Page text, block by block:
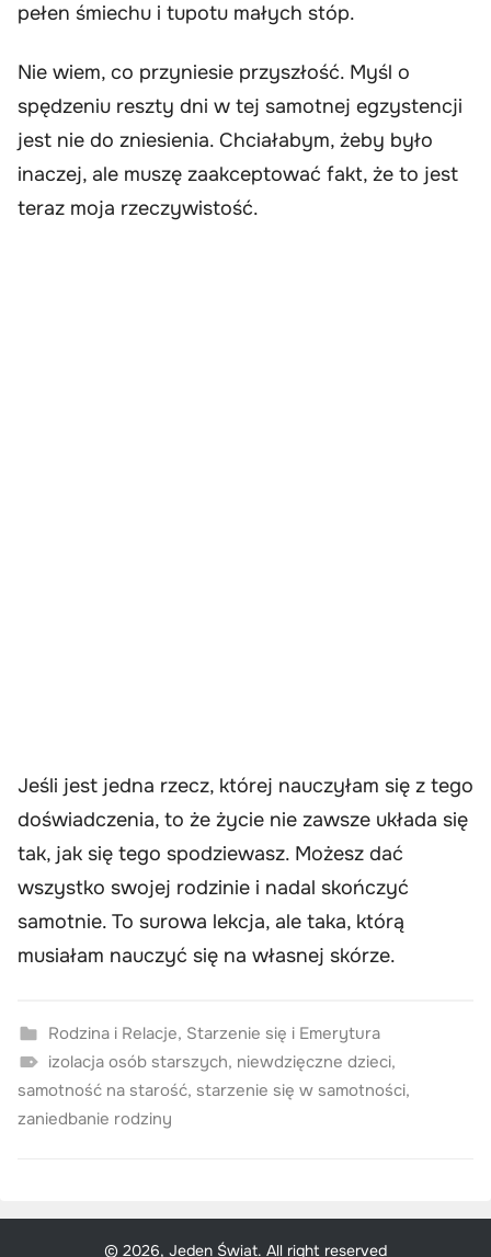
pełen śmiechu i tupotu małych stóp.
Nie wiem, co przyniesie przyszłość. Myśl o
spędzeniu reszty dni w tej samotnej egzystencji
jest nie do zniesienia. Chciałabym, żeby było
inaczej, ale muszę zaakceptować fakt, że to jest
teraz moja rzeczywistość.
Jeśli jest jedna rzecz, której nauczyłam się z tego
doświadczenia, to że życie nie zawsze układa się
tak, jak się tego spodziewasz. Możesz dać
wszystko swojej rodzinie i nadal skończyć
samotnie. To surowa lekcja, ale taka, którą
musiałam nauczyć się na własnej skórze.
Rodzina i Relacje, Starzenie się i Emerytura
izolacja osób starszych, niewdzięczne dzieci,
samotność na starość, starzenie się w samotności,
zaniedbanie rodziny
© 2026, Jeden Świat. All right reserved